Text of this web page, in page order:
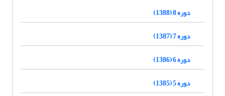
دوره 8 (1388)
دوره 7 (1387)
دوره 6 (1386)
دوره 5 (1385)